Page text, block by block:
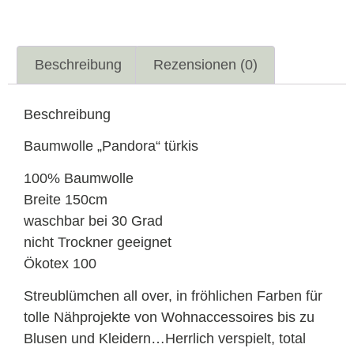
Beschreibung Rezensionen (0)
Beschreibung
Baumwolle „Pandora“ türkis
100% Baumwolle
Breite 150cm
waschbar bei 30 Grad
nicht Trockner geeignet
Ökotex 100
Streublümchen all over, in fröhlichen Farben für
tolle Nähprojekte von Wohnaccessoires bis zu
Blusen und Kleidern…Herrlich verspielt, total